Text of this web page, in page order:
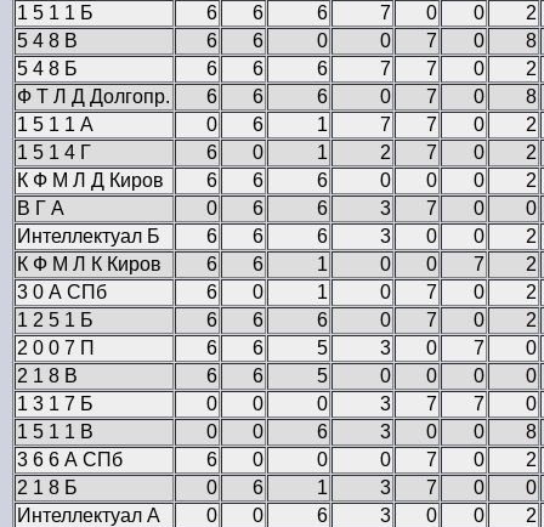
1 5 1 1 Б
6 6 6 7 0 0
2
5 4 8 В
6 6 0 0 7 0
8
5 4 8 Б
6 6 6 7 7 0
2
Ф Т Л Д Долгопр.
6 6 6 0 7 0
8
1 5 1 1 А
0 6 1 7 7 0
2
1 5 1 4 Г
6 0 1 2 7 0
2
К Ф М Л Д Киров
6 6 6 0 0 0
2
В Г А
0 6 6 3 7 0
0
Интеллектуал Б
6 6 6 3 0 0
2
К Ф М Л К Киров
6 6 1 0 0 7
2
3 0 А СПб
6 0 1 0 7 0
2
1 2 5 1 Б
6 6 6 0 7 0
2
2 0 0 7 П
6 6 5 3 0 7
0
2 1 8 В
6 6 5 0 0 0
0
1 3 1 7 Б
0 0 0 3 7 7
0
1 5 1 1 В
0 0 6 3 0 0
8
3 6 6 А СПб
6 0 0 0 7 0
2
2 1 8 Б
0 6 1 3 7 0
0
Интеллектуал А
0 0 6 3 0 0
2